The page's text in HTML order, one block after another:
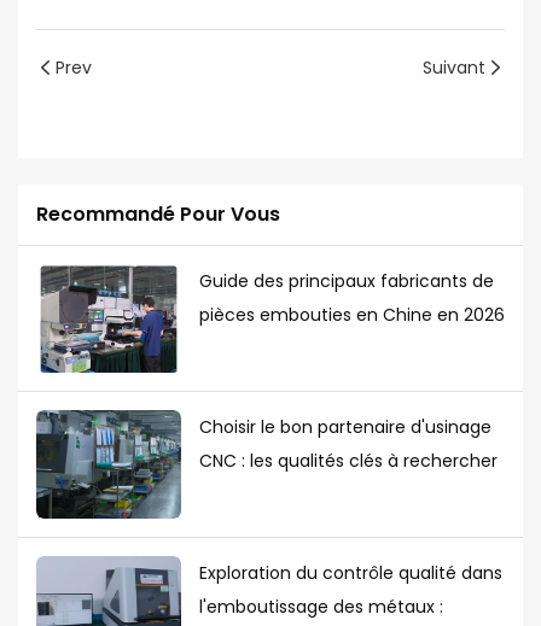
Prev Suivant
Recommandé Pour Vous
Guide des principaux fabricants de
pièces embouties en Chine en 2026
Choisir le bon partenaire d'usinage
CNC : les qualités clés à rechercher
Exploration du contrôle qualité dans
l'emboutissage des métaux :